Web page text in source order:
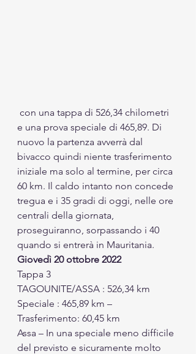
e una prova speciale di 465,89. Di
nuovo la partenza avverrà dal
bivacco quindi niente trasferimento
iniziale ma solo al termine, per circa
60 km. Il caldo intanto non concede
tregua e i 35 gradi di oggi, nelle ore
centrali della giornata,
proseguiranno, sorpassando i 40
quando si entrerà in Mauritania.
Giovedì 20 ottobre 2022
Tappa 3
TAGOUNITE/ASSA : 526,34 km
Speciale : 465,89 km –
Trasferimento: 60,45 km
Assa – In una speciale meno difficile
del previsto e sicuramente molto